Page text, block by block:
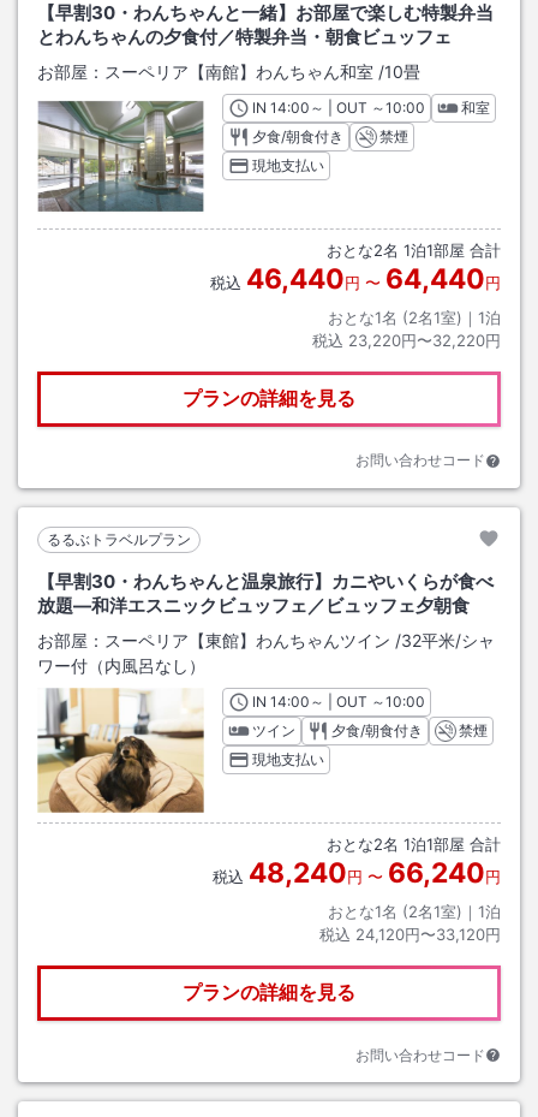
【早割30・わんちゃんと一緒】お部屋で楽しむ特製弁当
とわんちゃんの夕食付／特製弁当・朝食ビュッフェ
お部屋： スーペリア【南館】わんちゃん和室 /10畳
INチェックイン
14:00 ～ | OUT チェックアウト
～10:00
和室
夕食/朝食付き
禁煙
現地支払い
おとな2名 1泊1部屋 合計
税込 46,440円 〜 64,440円
おとな1名 (2名1室)｜ 1泊
税込 23,220円〜32,220円
プランの詳細を見る
お問い合わせコード
るるぶトラベルプラン
【早割30・わんちゃんと温泉旅行】カニやいくらが食べ
放題―和洋エスニックビュッフェ／ビュッフェ夕朝食
お部屋： スーペリア【東館】わんちゃんツイン /32平米/シャ
ワー付（内風呂なし）
INチェックイン
14:00 ～ | OUT チェックアウト
～10:00
ツイン
夕食/朝食付き
禁煙
現地支払い
おとな2名 1泊1部屋 合計
税込 48,240円 〜 66,240円
おとな1名 (2名1室)｜ 1泊
税込 24,120円〜33,120円
プランの詳細を見る
お問い合わせコード